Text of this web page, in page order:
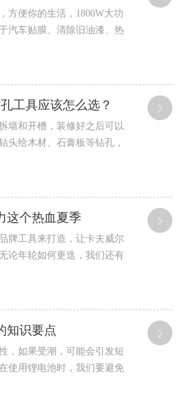
方便你的生活，1800W大功
汽车贴膜、清除旧油漆、热
工具应该怎么选？
墙和开槽，装修好之后可以
头给木材、石膏板等钻孔，
这个热血夏季
牌工具来打造，让卡夫威尔
论年轮如何更迭，我们还有
知识要点
，如果受潮，可能会引发短
使用锂电池时，我们要避免